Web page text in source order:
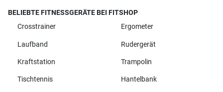
BELIEBTE FITNESSGERÄTE BEI FITSHOP
Crosstrainer
Ergometer
Laufband Rudergerät
Kraftstation Trampolin
Tischtennis Hantelbank